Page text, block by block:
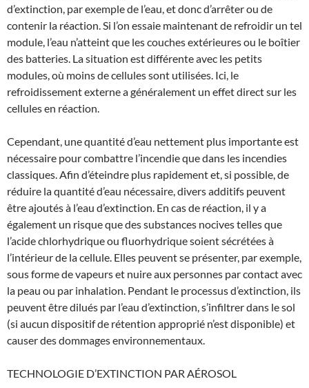
d’extinction, par exemple de l’eau, et donc d’arrêter ou de
contenir la réaction. Si l’on essaie maintenant de refroidir un tel
module, l’eau n’atteint que les couches extérieures ou le boîtier
des batteries. La situation est différente avec les petits
modules, où moins de cellules sont utilisées. Ici, le
refroidissement externe a généralement un effet direct sur les
cellules en réaction.
Cependant, une quantité d’eau nettement plus importante est
nécessaire pour combattre l’incendie que dans les incendies
classiques. Afin d’éteindre plus rapidement et, si possible, de
réduire la quantité d’eau nécessaire, divers additifs peuvent
être ajoutés à l’eau d’extinction. En cas de réaction, il y a
également un risque que des substances nocives telles que
l’acide chlorhydrique ou fluorhydrique soient sécrétées à
l’intérieur de la cellule. Elles peuvent se présenter, par exemple,
sous forme de vapeurs et nuire aux personnes par contact avec
la peau ou par inhalation. Pendant le processus d’extinction, ils
peuvent être dilués par l’eau d’extinction, s’infiltrer dans le sol
(si aucun dispositif de rétention approprié n’est disponible) et
causer des dommages environnementaux.
TECHNOLOGIE D’EXTINCTION PAR AÉROSOL